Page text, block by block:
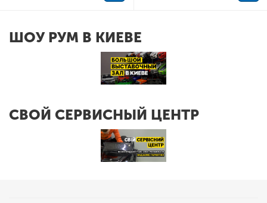
ШОУ РУМ В КИЕВЕ
СВОЙ СЕРВИСНЫЙ ЦЕНТР